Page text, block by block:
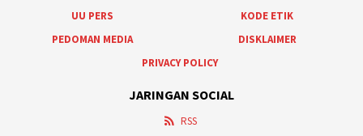
UU PERS
KODE ETIK
PEDOMAN MEDIA
DISKLAIMER
PRIVACY POLICY
JARINGAN SOCIAL
RSS